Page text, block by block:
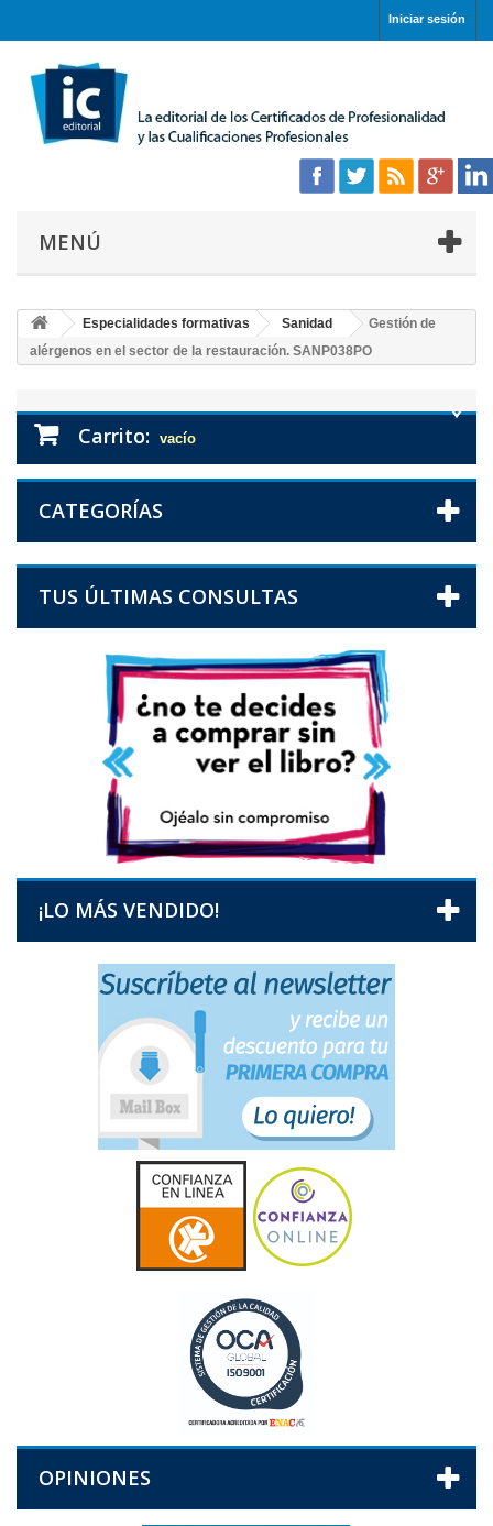
Iniciar sesión
MENÚ
Especialidades formativas Sanidad
Gestión de
alérgenos en el sector de la restauración. SANP038PO
Carrito: vacío
CATEGORÍAS
TUS ÚLTIMAS CONSULTAS
¡LO MÁS VENDIDO!
OPINIONES